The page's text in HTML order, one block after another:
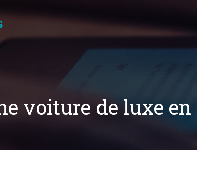
voiture de luxe